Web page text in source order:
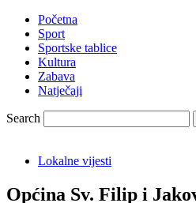
Početna
Sport
Sportske tablice
Kultura
Zabava
Natječaji
Search
Lokalne vijesti
Općina Sv. Filip i